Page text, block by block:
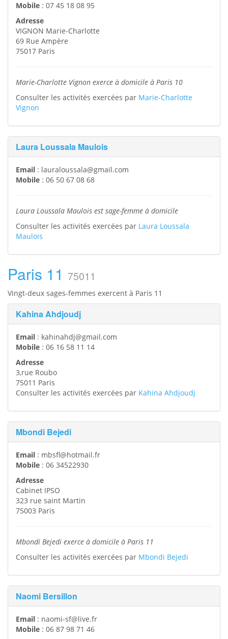
Mobile : 07 45 18 08 95
Adresse
VIGNON Marie-Charlotte
69 Rue Ampère
75017 Paris
Marie-Charlotte Vignon exerce à domicile à Paris 10
Consulter les activités exercées par Marie-Charlotte
Vignon
Laura Loussala Maulois
Email : lauraloussala@gmail.com
Mobile : 06 50 67 08 68
Laura Loussala Maulois est sage-femme à domicile
Consulter les activités exercées par Laura Loussala
Maulois
Paris 11 75011
Vingt-deux sages-femmes exercent à Paris 11
Kahina Ahdjoudj
Email : kahinahdj@gmail.com
Mobile : 06 16 58 11 14
Adresse
3,rue Roubo
75011 Paris
Consulter les activités exercées par Kahina Ahdjoudj
Mbondi Bejedi
Email : mbsfl@hotmail.fr
Mobile : 06 34522930
Adresse
Cabinet IPSO
323 rue saint Martin
75003 Paris
Mbondi Bejedi exerce à domicile à Paris 11
Consulter les activités exercées par Mbondi Bejedi
Naomi Bersillon
Email : naomi-sf@live.fr
Mobile : 06 87 98 71 46